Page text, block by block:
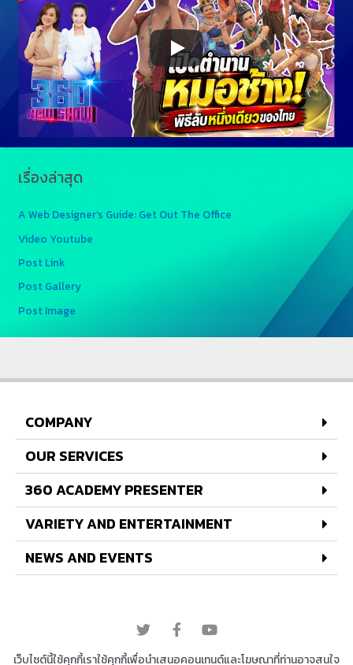
เว็บไซต์นี้ใช้คุกกี้เราใช้คุกกี้เพื่อนำเสนอคอนเทนต์และโฆษณาที่ท่านอาจสนใจ
เรื่องล่าสุด
A Web Designer’s Guide: Get Out The Office
Video Youtube
Post Link
Post Gallery
Post Image
COMPANY
OUR SERVICES
360 ACADEMY PRESENTER
VARIETY AND ENTERTAINMENT
NEWS AND EVENTS
© 2022 All rights reserved